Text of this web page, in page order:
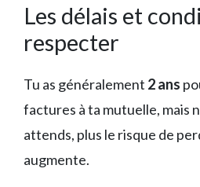
Les délais et
respecter
Tu as généralement 2 ans
factures à ta mutuelle, mais
attends, plus le risque de
augmente.